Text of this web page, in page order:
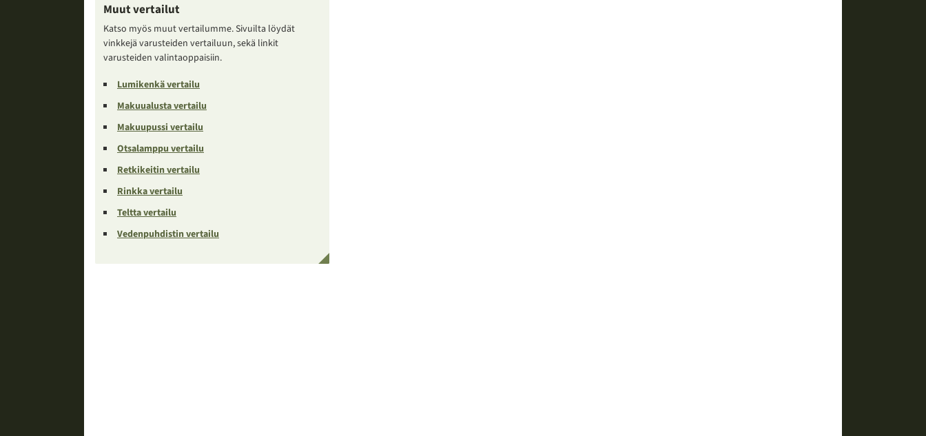
Muut vertailut
Katso myös muut vertailumme. Sivuilta löydät
vinkkejä varusteiden vertailuun, sekä linkit
varusteiden valintaoppaisiin.
Lumikenkä vertailu
Makuualusta vertailu
Makuupussi vertailu
Otsalamppu vertailu
Retkikeitin vertailu
Rinkka vertailu
Teltta vertailu
Vedenpuhdistin vertailu